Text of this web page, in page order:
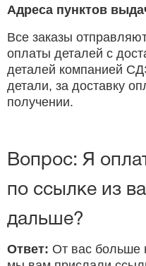
Адреса пунктов
Все заказы
оплаты деталей с
деталей компанией
детали, за доставку
получении.
Вопрос: Я
по ссылке из
дальше?
Ответ: От вас больше